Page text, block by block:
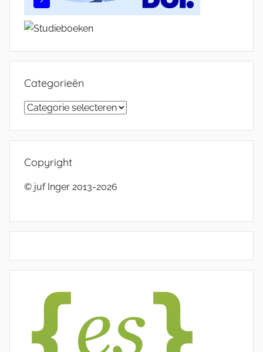
Categorieën
Categorieën
Copyright
© juf Inger 2013-2026